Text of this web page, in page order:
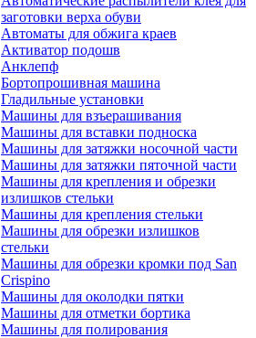
заготовки верха обуви
Автоматы для обжига краев
Активатор подошв
Анклепф
Бортопрошивная машина
Гладильные установки
Машины для взъерашивания
Машины для вставки подноска
Машины для затяжки носочной части
Машины для затяжки пяточной части
Машины для крепления и обрезки
излишков стельки
Машины для крепления стельки
Машины для обрезки излишков
стельки
Машины для обрезки кромки под San
Crispino
Машины для околодки пятки
Машины для отметки бортика
Машины для полирования